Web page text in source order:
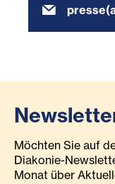
Möchten Sie auf
Diakonie-
Monat über